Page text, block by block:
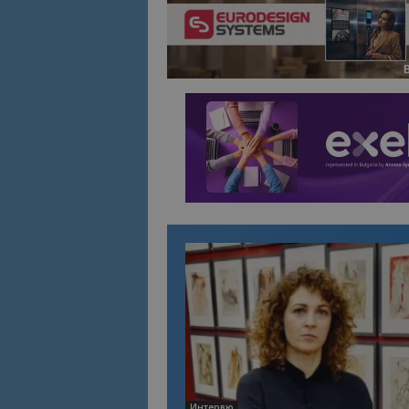
Име
is_visitor_unique
is_unique
_ga_B09EBBY8PY
_ga_FK650GXHRZ
_ga
Име